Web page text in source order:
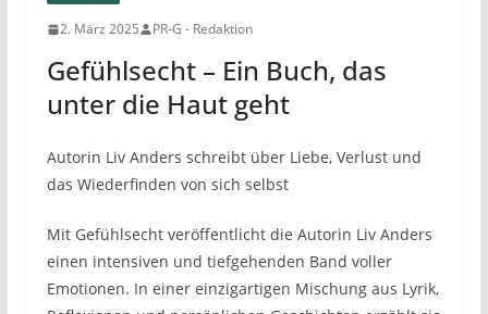
2. März 2025 PR-G - Redaktion
Gefühlsecht – Ein Buch, das
unter die Haut geht
Autorin Liv Anders schreibt über Liebe, Verlust und
das Wiederfinden von sich selbst
Mit Gefühlsecht veröffentlicht die Autorin Liv Anders
einen intensiven und tiefgehenden Band voller
Emotionen. In einer einzigartigen Mischung aus Lyrik,